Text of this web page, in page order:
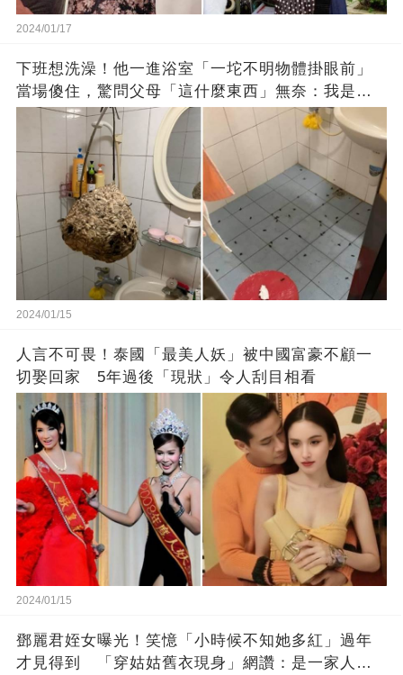
2024/01/17
下班想洗澡！他一進浴室「一坨不明物體掛眼前」
當場傻住，驚問父母「這什麼東西」無奈：我是親
生的嗎？
2024/01/15
人言不可畏！泰國「最美人妖」被中國富豪不顧一
切娶回家 5年過後「現狀」令人刮目相看
2024/01/15
鄧麗君姪女曝光！笑憶「小時候不知她多紅」過年
才見得到 「穿姑姑舊衣現身」網讚：是一家人沒